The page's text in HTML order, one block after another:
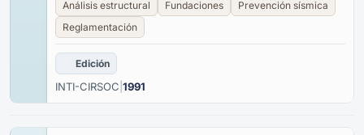
Análisis estructural
Fundaciones
Prevención sísmica
Reglamentación
Edición
INTI-CIRSOC 1991